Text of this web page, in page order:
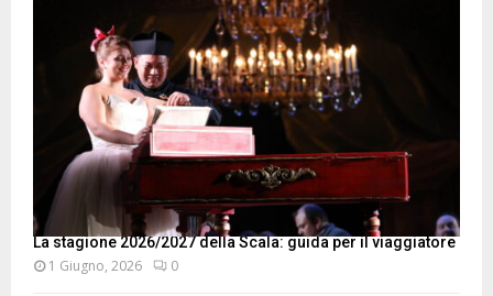
La stagione 2026/2027 della Scala: guida per il viaggiatore
1 Giugno, 2026 0